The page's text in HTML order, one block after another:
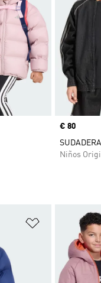
Precio
€ 80
Niños
Añadir a la